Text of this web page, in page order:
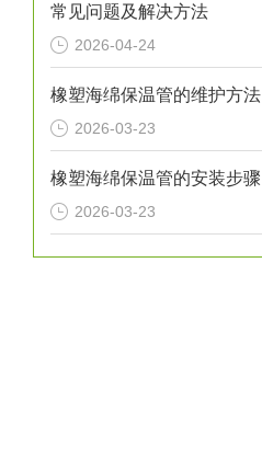
常见问题及解决方法
2026-04-24
橡塑海绵保温管的维护方法
2026-03-23
橡塑海绵保温管的安装步骤
2026-03-23